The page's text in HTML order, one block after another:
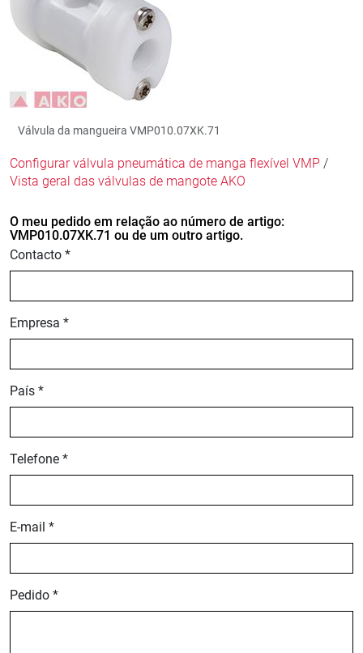
Válvula da mangueira VMP010.07XK.71
Configurar válvula pneumática de manga flexível VMP /
Vista geral das válvulas de mangote AKO
O meu pedido em relação ao número de artigo:
VMP010.07XK.71 ou de um outro artigo.
Contacto *
Empresa *
País *
Telefone *
E-mail *
Pedido *